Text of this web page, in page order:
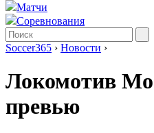
Матчи
Соревнования
Soccer365 › Новости ›
Локомотив
превью